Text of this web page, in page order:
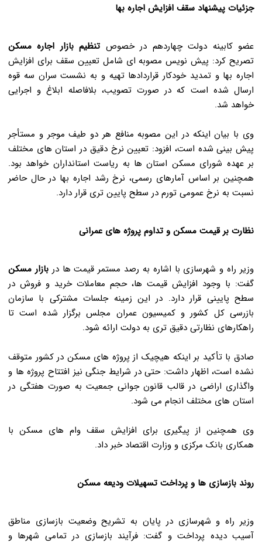
جزئیات پیشنهاد سقف افزایش اجاره بها
عضو کابینه دولت چهاردهم در خصوص تنظیم بازار اجاره مسکن
تصریح کرد: پیش نویس مصوبه ای شامل تعیین سقف برای افزایش
اجاره بها و تمدید خودکار قراردادها تهیه و به نشست سران سه قوه
ارسال شده است که در صورت تصویب، بلافاصله ابلاغ و اجرایی
خواهد شد.
وی با بیان اینکه در این مصوبه منافع هر دو طیف موجر و مستأجر
پیش بینی شده است، افزود: تعیین نرخ دقیق در استان های مختلف
بر عهده شورای مسکن استان ها به ریاست استانداران خواهد بود.
همچنین بر اساس آمارهای رسمی، نرخ رشد اجاره بها در حال حاضر
نسبت به نرخ عمومی تورم در سطح پایین تری قرار دارد.
نظارت بر قیمت مسکن و تداوم پروژه های عمرانی
وزیر راه و شهرسازی با اشاره به رصد مستمر قیمت ها دربازار مسکن
گفت: با وجود افزایش قیمت ها، حجم معاملات خرید و فروش در
سطح پایینی قرار دارد. در این زمینه جلسات مشترکی با سازمان
بازرسی کل کشور و کمیسیون عمران مجلس برگزار شده است تا
راهکارهای نظارتی دقیق تری به دولت ارائه شود.
صادق با تأکید بر اینکه هیچیک از پروژه های مسکن در کشور متوقف
نشده است، اظهار داشت: حتی در شرایط جنگی نیز افتتاح پروژه ها و
واگذاری اراضی در قالب قانون جوانی جمعیت به صورت هفتگی در
استان های مختلف انجام می شود.
وی همچنین از پیگیری برای افزایش سقف وام های مسکن با
همکاری بانک مرکزی و وزارت اقتصاد خبر داد.
روند بازسازی ها و پرداخت تسهیلات ودیعه مسکن
وزیر راه و شهرسازی در پایان به تشریح وضعیت بازسازی مناطق
آسیب دیده پرداخت و گفت: فرآیند بازسازی در تمامی شهرها و